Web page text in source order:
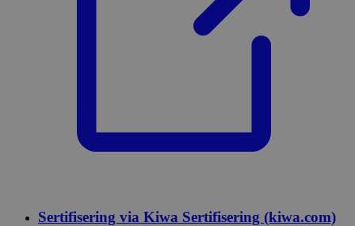
Sertifisering via Kiwa Sertifisering (kiwa.com)